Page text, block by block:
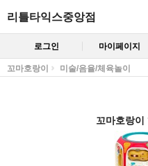
리틀타익스중앙점
로그인 마이페이지
꼬마호랑이 미술/음율/체육놀이
꼬마호랑이